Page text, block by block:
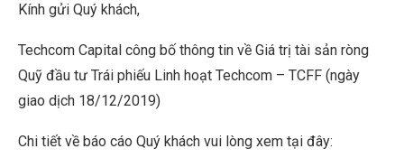
Kính gửi Quý khách,
Techcom Capital công bố thông tin về Giá trị tài sản ròng
Quỹ đầu tư Trái phiếu Linh hoạt Techcom – TCFF (ngày
giao dịch 18/12/2019)
Chi tiết về báo cáo Quý khách vui lòng xem tại đây: